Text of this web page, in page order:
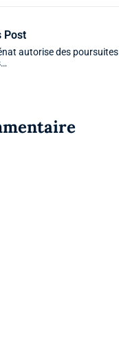
Post
autorise des poursuites